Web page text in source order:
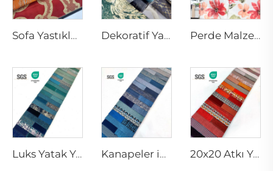
Sofa Yastıkları ve Dekoratif Atkı Yastıkları | Premium Perde Kumaşı Dekoratif Yastık Kapları ve Yeşil Bölmeler için Şık Ev Dekorasyonu Perde Malzemesi ve Çiçekli Kumaşlar | Şık Perde Sheers
Luks Yatak Yastıkları ve Perde Kumaşları | Dekoratif Atkı Yastıkları Kanapeler için Dekoratif Yastıklar ve Luks Perde Kumaşı | Şık Atkı Yastık Kapları 20x20 Atkı Yastık Kapları ve Kırmızı Atkı Yastıkları | Kaliteli Perde Kumaşı